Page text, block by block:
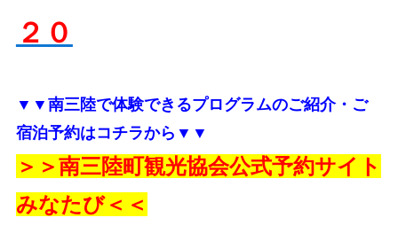
２０
▼▼南三陸で体験できるプログラムのご紹介・ご
宿泊予約はコチラから▼▼
＞＞南三陸町観光協会公式予約サイト
みなたび＜＜